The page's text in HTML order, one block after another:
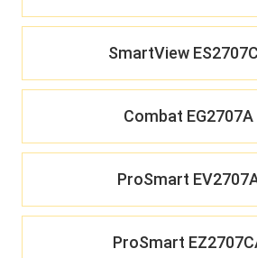
SmartView
Combat EG2707A
ProSmart
ProSmart